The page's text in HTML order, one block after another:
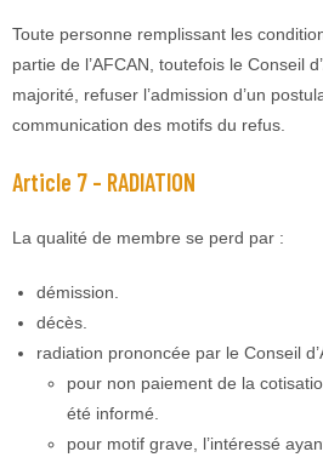
Toute personne remplissant les
partie de l’AFCAN, toutefois le Conseil
majorité, refuser l’admission d’un
communication des motifs du refus.
Article 7 – RADIATION
La qualité de membre se perd par :
démission.
décès.
radiation prononcée par le Conseil
pour non paiement de la
été informé.
pour motif grave, l’intéressé